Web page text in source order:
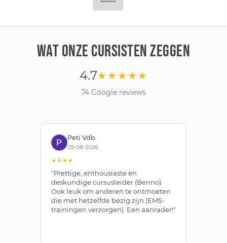
WAT ONZE CURSISTEN ZEGGEN
4.7★★★★★
74 Google reviews
Peti Vdb
05-08-2026
★★★★
"Prettige, enthousiaste en
deskundige cursusleider (Benno).
Ook leuk om anderen te ontmoeten
die met hetzelfde bezig zijn (EMS-
trainingen verzorgen). Een aanrader!"